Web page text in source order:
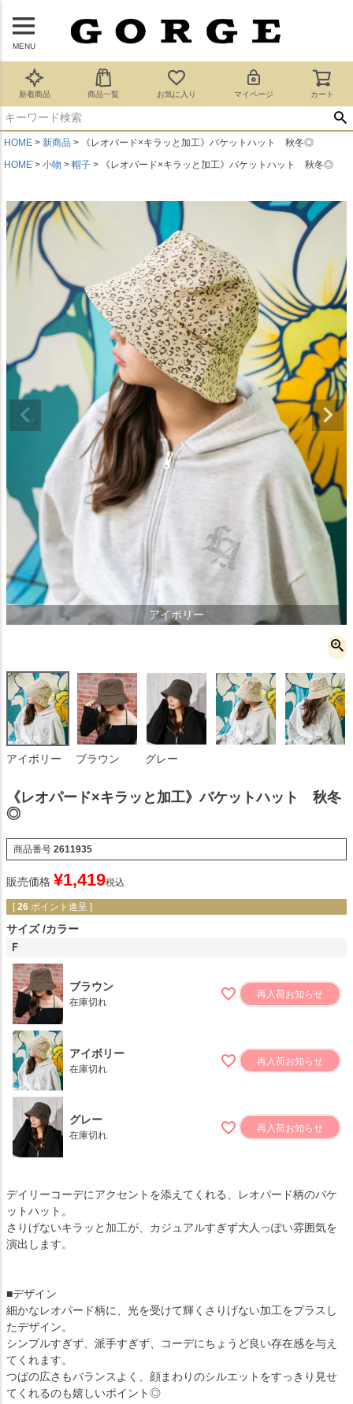
MENU
新着商品 商品一覧 お気に入り マイページ カート
HOME 新商品
《レオパード×キラッと加工》バケットハット 秋冬◎
HOME
小物 帽子 《レオパード×キラッと加工》バケットハット 秋冬◎
アイボリー
アイボリー ブラウン グレー
《レオパード×キラッと加工》バケットハット 秋冬
◎
商品番号 2611935
販売価格 ¥1,419税込
[ 26 ポイント進呈 ]
サイズ カラー
Ｆ
ブラウン
在庫切れ
再入荷お知らせ
アイボリー
在庫切れ
再入荷お知らせ
グレー
在庫切れ
再入荷お知らせ
デイリーコーデにアクセントを添えてくれる、レオパード柄のバケ
ットハット。
さりげないキラッと加工が、カジュアルすぎず大人っぽい雰囲気を
演出します。
■デザイン
細かなレオパード柄に、光を受けて輝くさりげない加工をプラスし
たデザイン。
シンプルすぎず、派手すぎず、コーデにちょうど良い存在感を与え
てくれます。
つばの広さもバランスよく、顔まわりのシルエットをすっきり見せ
てくれるのも嬉しいポイント◎